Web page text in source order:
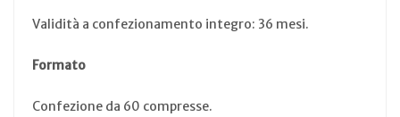
Validità a confezionamento integro: 36 mesi.
Formato
Confezione da 60 compresse.